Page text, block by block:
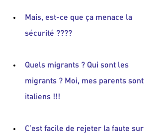
Mais, est-ce que ça menace la
sécurité ????
Quels migrants ? Qui sont les
migrants ? Moi, mes parents sont
italiens !!!
C’est facile de rejeter la faute sur